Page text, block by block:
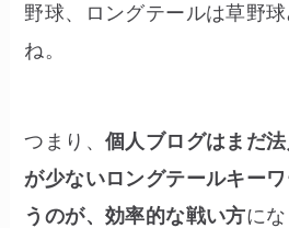
野球、ロングテールは草野
ね。
つまり、個人ブログはまだ
が少ないロングテールキー
うのが、効率的な戦い方にな